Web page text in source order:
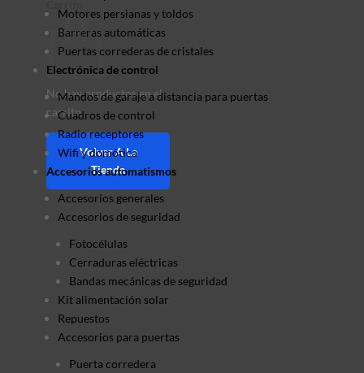
No hay productos en el
carrito.
Volver A La
Tienda
Motores persianas y toldos
Barreras automáticas
Puertas correderas de cristales
Electrónica de control
Mandos de garaje a distancia para puertas
Cuadros de control
Radio receptores
Wifi y domótica
Accesorios automatismos
Accesorios generales
Accesorios de seguridad
Fotocélulas
Cerraduras eléctricas
Bandas mecánicas de seguridad
Kit alimentación solar
Repuestos
Accesorios para puertas
Puerta corredera